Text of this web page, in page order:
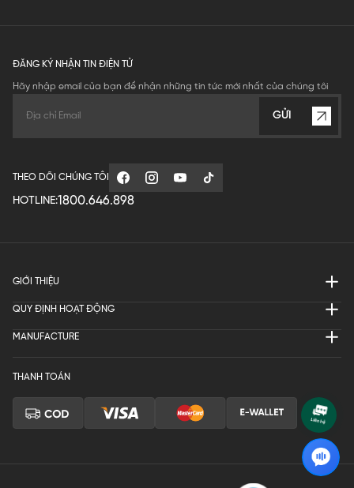
ĐĂNG KÝ NHẬN TIN ĐIỆN TỬ
Hãy nhập email của bạn để nhận những tin tức mới nhất của chúng tôi
GỬI
THEO DÕI CHÚNG TÔI
HOTLINE:1800.646.898
GIỚI THIỆU
QUY ĐỊNH HOẠT ĐỘNG
MANUFACTURE
THANH TOÁN